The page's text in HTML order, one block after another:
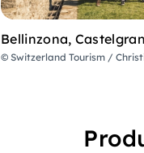
Bellinzona,
© Switzerland Tourism /